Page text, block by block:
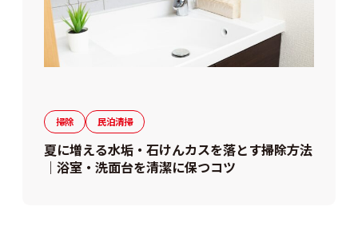
掃除 民泊清掃
夏に増える水垢・石けんカスを落とす掃除方法
｜浴室・洗面台を清潔に保つコツ